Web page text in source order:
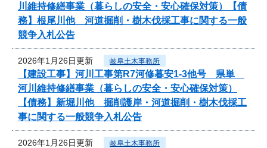
川維持修繕事業（暮らしの安全・安心確保対策）【債
務】根尾川他 河道掘削・樹木伐採工事に関する一般
競争入札公告
2026年1月26日更新 岐阜土木事務所
【建設工事】河川工事第R7河修暮安1-3他号 県単
河川維持修繕事業（暮らしの安全・安心確保対策）
【債務】新堀川他 掘削護岸・河道掘削・樹木伐採工
事に関する一般競争入札公告
2026年1月26日更新 岐阜土木事務所